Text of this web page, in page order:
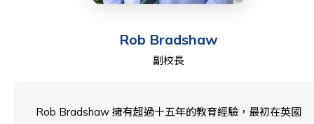
Rob Bradshaw
副校長
Rob Bradshaw 擁有超過十五年的教育經驗，最初在英國